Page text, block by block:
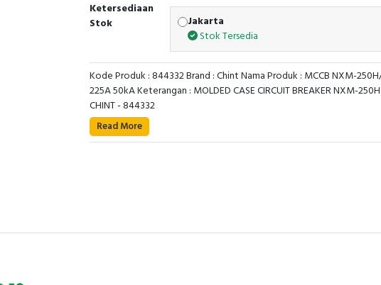
Ketersediaan
Stok
Jakarta
Stok Tersedia
Kode Produk : 844332 Brand : Chint Nama Produk : MCCB NXM-
225A 50kA Keterangan : MOLDED CASE CIRCUIT BREAKER NXM-250H
CHINT - 844332
Read More